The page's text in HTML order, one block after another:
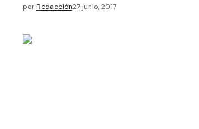
por Redacción27 junio, 2017